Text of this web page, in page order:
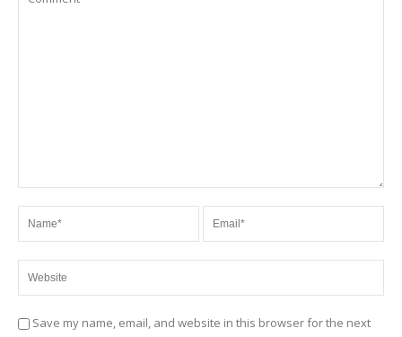
Save my name, email, and website in this browser for the next